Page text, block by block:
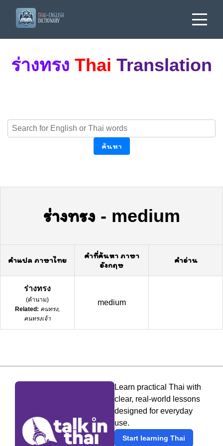
ร่างทรง Thai Translation
ค้นหา
ร่างทรง - medium
คำแปล ภาษาไทย
คำที่ค้นหา ภาษา
อังกฤษ
คำอ่าน
ร่างทรง
(คำนาม)
Related: คนทรง,
คนทรงเจ้า
medium
Learn practical Thai with
clear, real-world lessons
designed for everyday
use.
Start learning Thai